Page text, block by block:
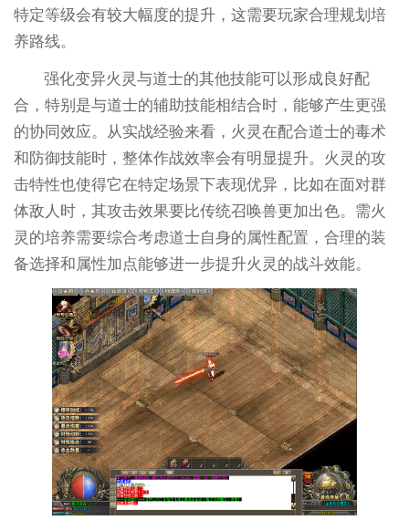
特定等级会有较大幅度的提升，这需要玩家合理规划培
养路线。
强化变异火灵与道士的其他技能可以形成良好配
合，特别是与道士的辅助技能相结合时，能够产生更强
的协同效应。从实战经验来看，火灵在配合道士的毒术
和防御技能时，整体作战效率会有明显提升。火灵的攻
击特性也使得它在特定场景下表现优异，比如在面对群
体敌人时，其攻击效果要比传统召唤兽更加出色。需火
灵的培养需要综合考虑道士自身的属性配置，合理的装
备选择和属性加点能够进一步提升火灵的战斗效能。